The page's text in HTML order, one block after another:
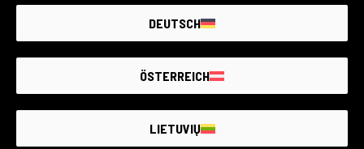
DEUTSCH
ÖSTERREICH
LIETUVIŲ